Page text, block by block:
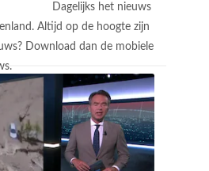
Dagelijks het nieuws
Altijd op de hoogte zijn
Download dan de mobiele